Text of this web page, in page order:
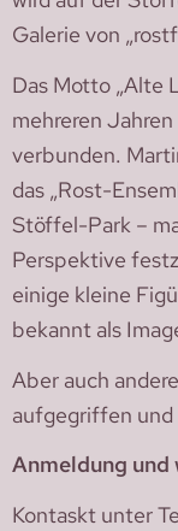
Galerie von
Das Motto „Alte
mehreren
verbunden.
das „Rost-
Stöffel-Park –
Perspektive
einige kleine
bekannt als
Aber auch
aufgegriffen und
Anmeldung
Kontaskt unter